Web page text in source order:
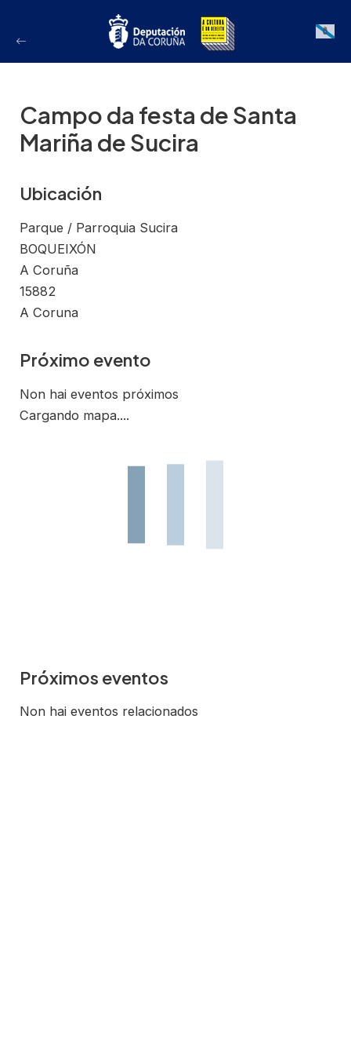
Galician
Campo da festa de Santa
Mariña de Sucira
Ubicación
Parque / Parroquia Sucira
BOQUEIXÓN
A Coruña
15882
A Coruna
Próximo evento
Non hai eventos próximos
Cargando mapa....
Próximos eventos
Non hai eventos relacionados